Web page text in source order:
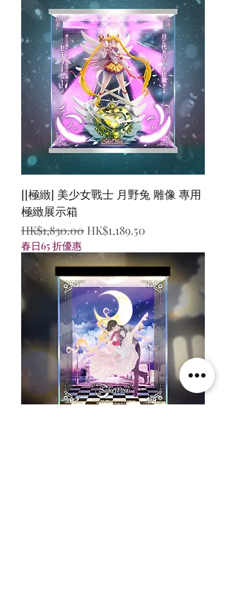
[[極緻] 美少女戰士 月野兔 雕像 專用
極緻展示箱
一般價格
HK$1,830.00 促銷價格
HK$1,189.50
春日65 折優惠